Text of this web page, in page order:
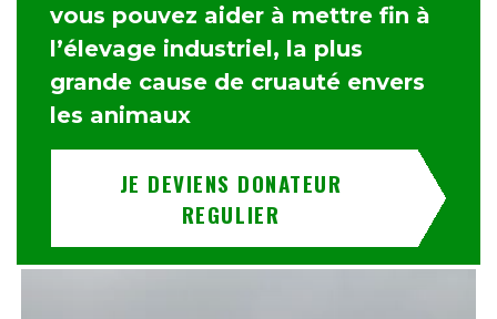
vous pouvez aider à mettre fin à
l’élevage industriel, la plus
grande cause de cruauté envers
les animaux
JE DEVIENS DONATEUR
REGULIER